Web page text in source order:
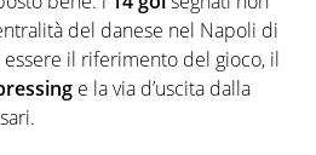
del danese nel Napoli di
il riferimento del gioco, il
e la via d’uscita dalla